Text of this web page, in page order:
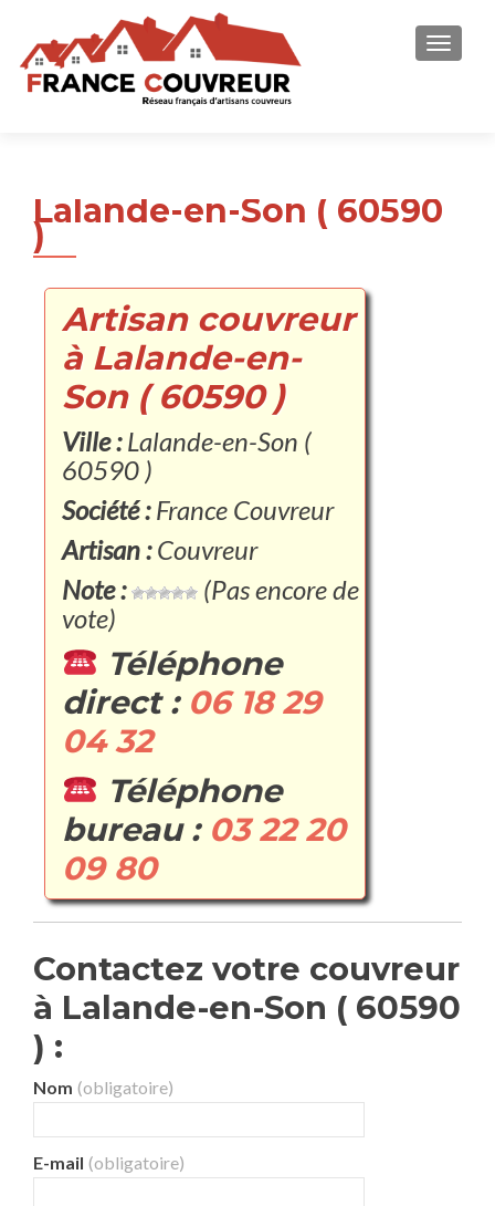
Lalande-en-Son ( 60590
)
Artisan couvreur
à Lalande-en-
Son ( 60590 )
Ville :Lalande-en-Son (
60590 )
Société :France Couvreur
Artisan :Couvreur
Note :
(Pas encore de
vote)
Téléphone
direct : 06 18 29
04 32
Téléphone
bureau : 03 22 20
09 80
Contactez votre couvreur
à Lalande-en-Son ( 60590
) :
Nom (obligatoire)
E-mail (obligatoire)